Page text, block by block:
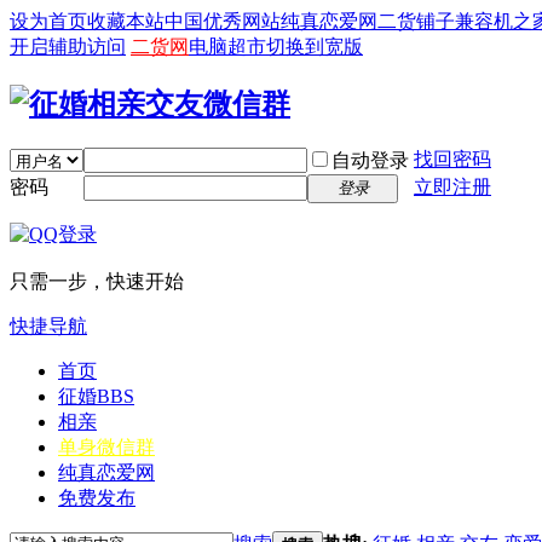
设为首页收藏本站中国优秀网站纯真恋爱网 二货铺子兼容机之
开启辅助访问 二货网 电脑超市切换到宽版
自动登录 找回密码
密码
登录 立即注册
只需一步，快速开始
快捷导航
首页
征婚BBS
相亲
单身微信群
纯真恋爱网
免费发布